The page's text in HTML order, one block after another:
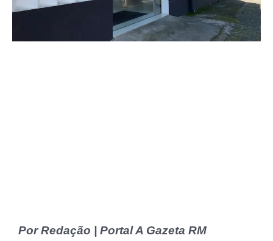
Por Redação | Portal A Gazeta RM